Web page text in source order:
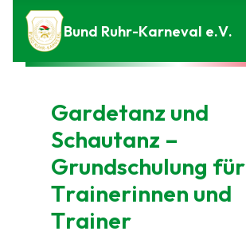
Zum Inhalt springen
Bund Ruhr-Karneval e.V.
Gardetanz und
Schautanz –
Grundschulung für
Trainerinnen und
Trainer